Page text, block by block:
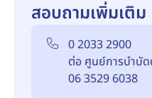
สอบถามเพิ่มเติม
0 2033 2900
ต่อ ศูนย์การบำบั
06 3529 6038